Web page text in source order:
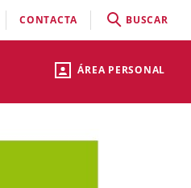
ÁREA PERSONAL
CONTACTA BUSCAR